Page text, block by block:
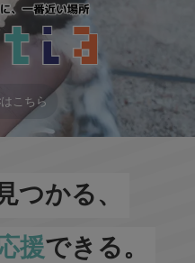
こちら
つかる、
援できる。